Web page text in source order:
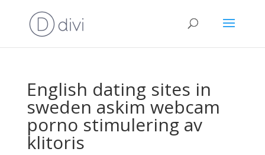
English dating sites in
sweden askim webcam
porno stimulering av
klitoris